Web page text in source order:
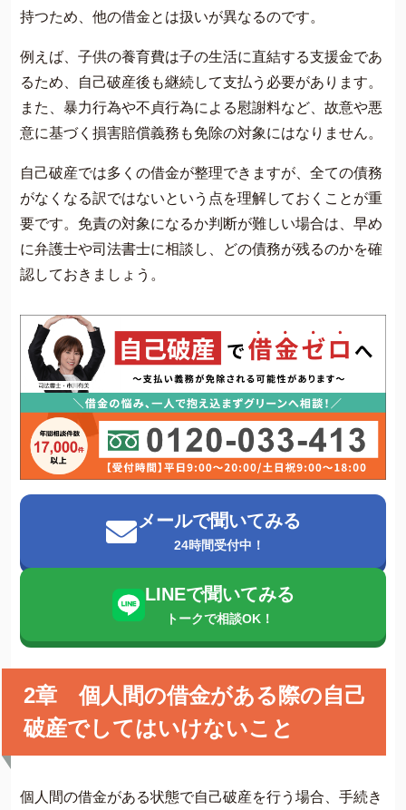
持つため、他の借金とは扱いが異なるのです。
例えば、子供の養育費は子の生活に直結する支援金であ
るため、自己破産後も継続して支払う必要があります。
また、暴力行為や不貞行為による慰謝料など、故意や悪
意に基づく損害賠償義務も免除の対象にはなりません。
自己破産では多くの借金が整理できますが、全ての債務
がなくなる訳ではないという点を理解しておくことが重
要です。免責の対象になるか判断が難しい場合は、早め
に弁護士や司法書士に相談し、どの債務が残るのかを確
認しておきましょう。
メールで聞いてみる
24時間受付中！
LINEで聞いてみる
トークで相談OK！
2章 個人間の借金がある際の自己
破産でしてはいけないこと
個人間の借金がある状態で自己破産を行う場合、手続き